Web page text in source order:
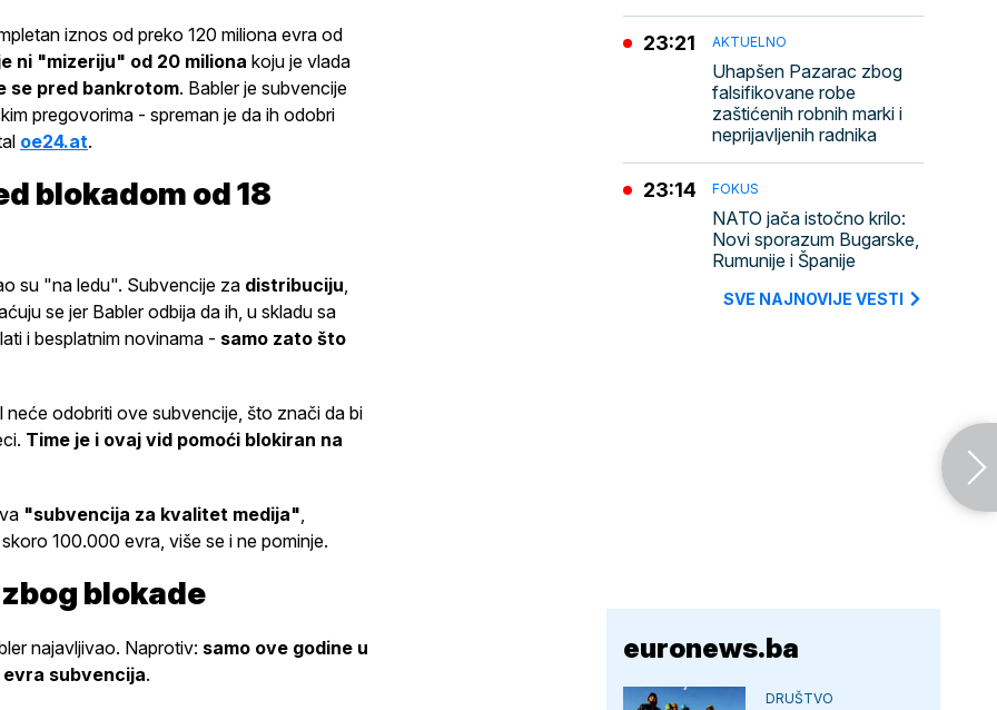
iznos od preko 120 miliona evra od
ni "mizeriju" od 20 miliona koju je vlada
se pred bankrotom. Babler je subvencije
pregovorima - spreman je da ih odobri
oe24.at.
blokadom od 18
su "na ledu". Subvencije za distribuciju,
se jer Babler odbija da ih, u skladu sa
i besplatnim novinama - samo zato što
neće odobriti ove subvencije, što znači da bi
Time je i ovaj vid pomoći blokiran na
"subvencija za kvalitet medija",
100.000 evra, više se i ne pominje.
blokade
najavljivao. Naprotiv: samo ove godine u
evra subvencija.
AKTUELNO
Uhapšen Pazarac zbog
falsifikovane robe
zaštićenih robnih marki i
neprijavljenih radnika
23:21
FOKUS
NATO jača istočno krilo:
Novi sporazum Bugarske,
Rumunije i Španije
23:14
SVE NAJNOVIJE VESTI
euronews.ba
DRUŠTVO